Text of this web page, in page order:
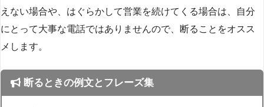
えない場合や、はぐらかして営業を続けてくる場合は、自分
にとって大事な電話ではありませんので、断ることをオスス
メします。
断るときの例文とフレーズ集